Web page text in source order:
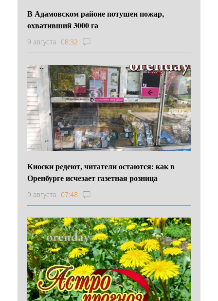
В Адамовском районе потушен пожар,
охвативший 3000 га
9 августа 08:32
Киоски редеют, читатели остаются: как в
Оренбурге исчезает газетная розница
9 августа 07:48